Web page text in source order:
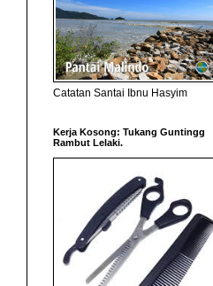
Catatan Santai Ibnu Hasyim
Kerja Kosong: Tukang Guntingg
Rambut Lelaki.